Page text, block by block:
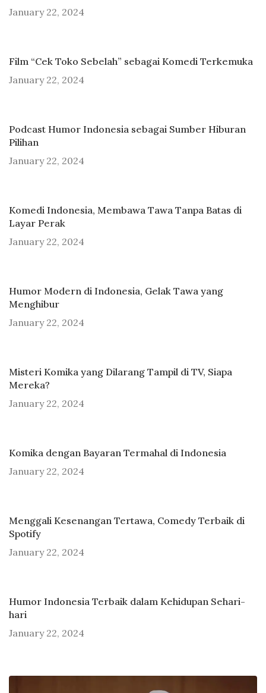
January 22, 2024
Film “Cek Toko Sebelah” sebagai Komedi Terkemuka
January 22, 2024
Podcast Humor Indonesia sebagai Sumber Hiburan
Pilihan
January 22, 2024
Komedi Indonesia, Membawa Tawa Tanpa Batas di
Layar Perak
January 22, 2024
Humor Modern di Indonesia, Gelak Tawa yang
Menghibur
January 22, 2024
Misteri Komika yang Dilarang Tampil di TV, Siapa
Mereka?
January 22, 2024
Komika dengan Bayaran Termahal di Indonesia
January 22, 2024
Menggali Kesenangan Tertawa, Comedy Terbaik di
Spotify
January 22, 2024
Humor Indonesia Terbaik dalam Kehidupan Sehari-
hari
January 22, 2024